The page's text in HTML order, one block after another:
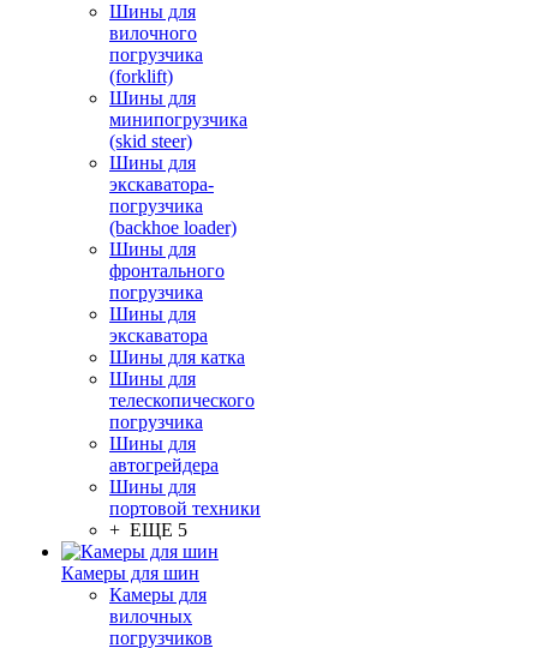
Шины для
вилочного
погрузчика
(forklift)
Шины для
минипогрузчика
(skid steer)
Шины для
экскаватора-
погрузчика
(backhoe loader)
Шины для
фронтального
погрузчика
Шины для
экскаватора
Шины для катка
Шины для
телескопического
погрузчика
Шины для
автогрейдера
Шины для
портовой техники
+ ЕЩЕ 5
Камеры для шин
Камеры для
вилочных
погрузчиков